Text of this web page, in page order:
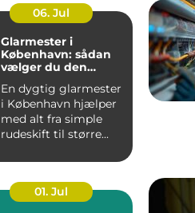
06. Jul
Glarmester i
København: sådan
vælger du den
En dygtig glarmester
i København hjælper
med alt fra simple
rudeskift til større...
01. Jul